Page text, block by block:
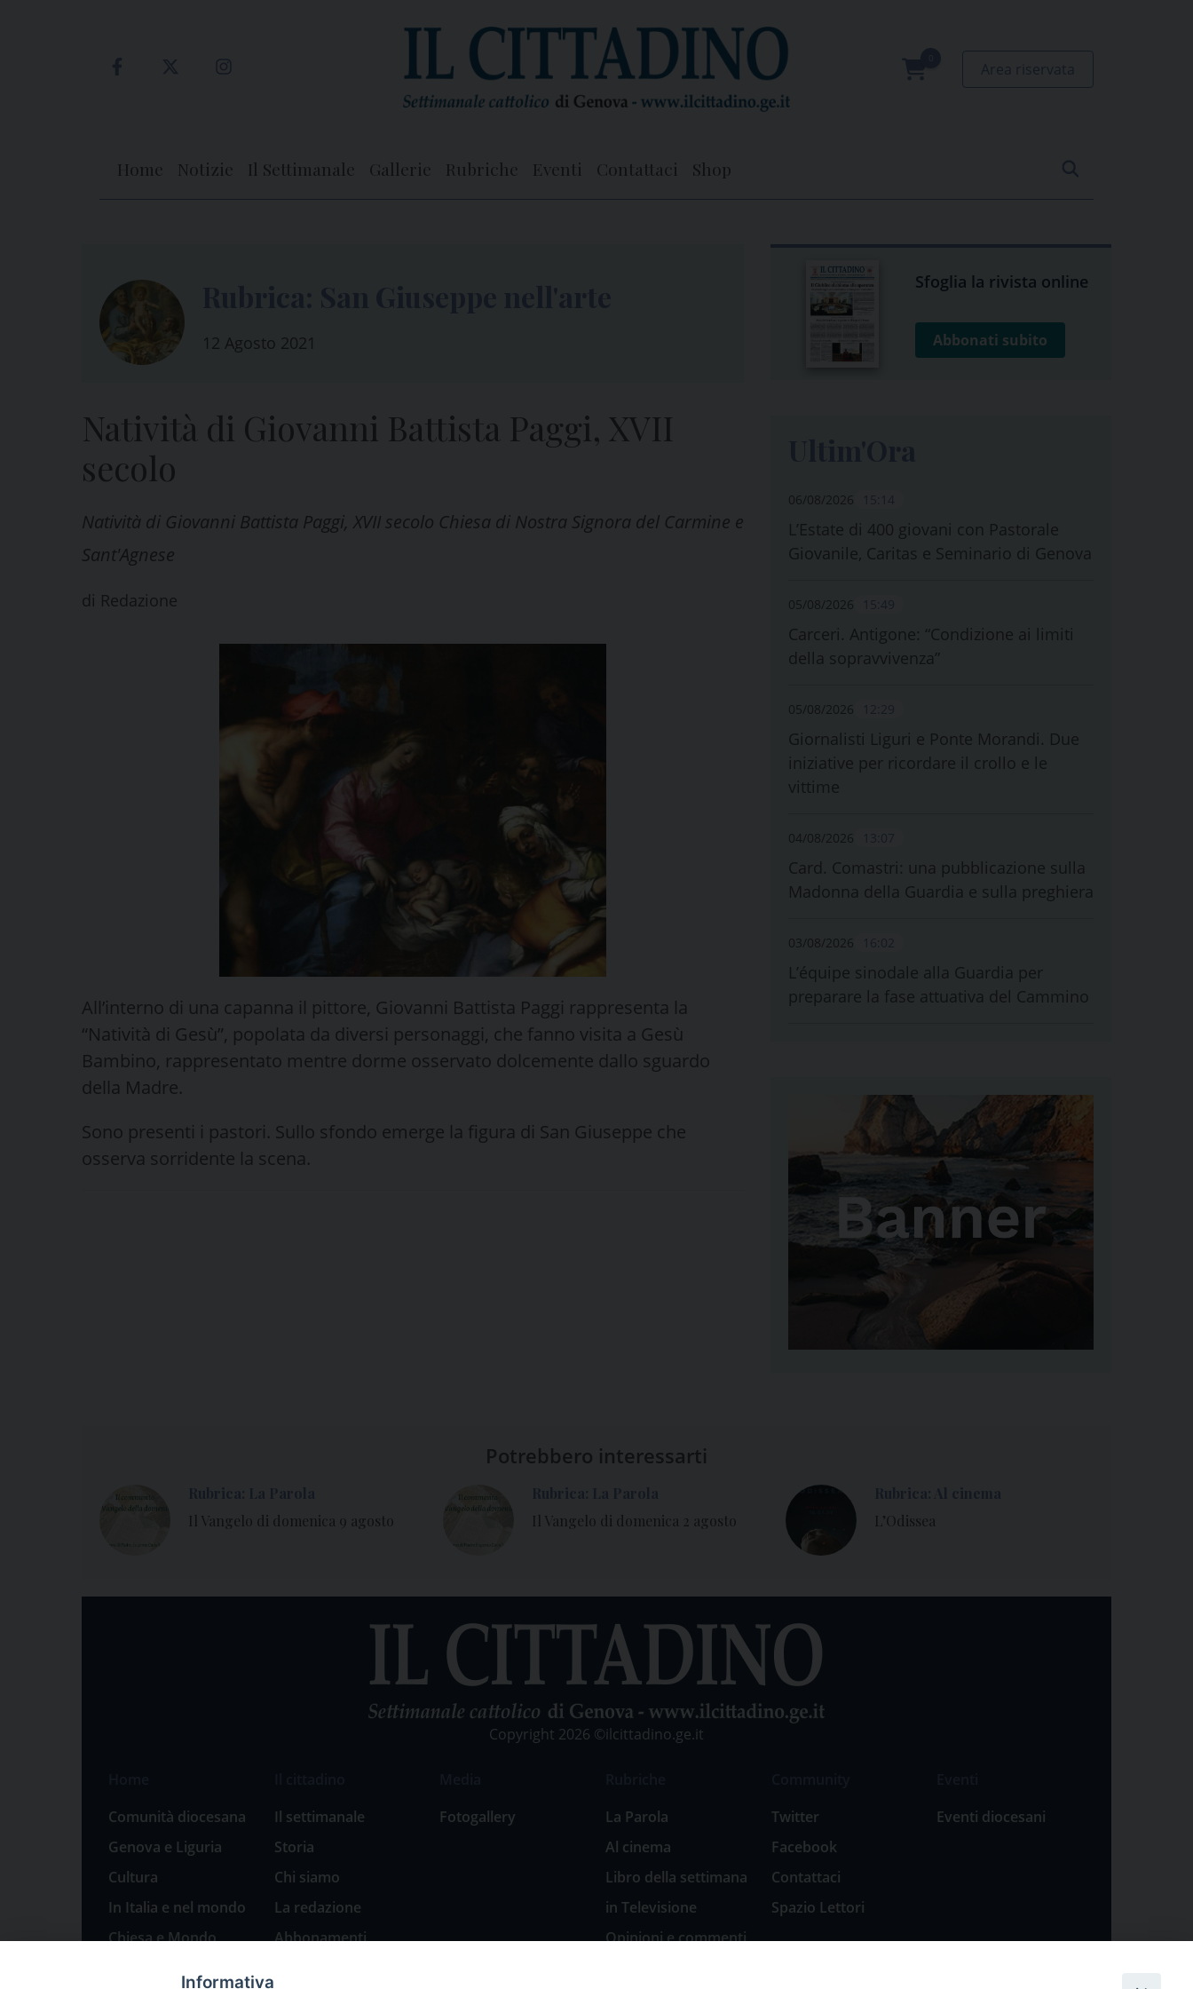
Home Notizie Il Settimanale Gallerie Rubriche Eventi Contattaci Shop
12 Agosto 2021
Natività di Giovanni Battista Paggi, XVII
secolo
Natività di Giovanni Battista Paggi, XVII secolo Chiesa di Nostra Signora del Carmine e
Sant'Agnese
di Redazione
All’interno di una capanna il pittore, Giovanni Battista Paggi rappresenta la
“Natività di Gesù”, popolata da diversi personaggi, che fanno visita a Gesù
Bambino, rappresentato mentre dorme osservato dolcemente dallo sguardo
della Madre.
Sono presenti i pastori. Sullo sfondo emerge la figura di San Giuseppe che
osserva sorridente la scena.
Sfoglia la rivista online
Abbonati subito
06/08/2026
L’Estate di 400 giovani con Pastorale
Giovanile, Caritas e Seminario di Genova
05/08/2026
Carceri. Antigone: “Condizione ai limiti
della sopravvivenza”
05/08/2026
Giornalisti Liguri e Ponte Morandi. Due
iniziative per ricordare il crollo e le
vittime
04/08/2026
Card. Comastri: una pubblicazione sulla
Madonna della Guardia e sulla preghiera
03/08/2026
L’équipe sinodale alla Guardia per
preparare la fase attuativa del Cammino
Potrebbero interessarti
Il Vangelo di domenica 9 agosto
Il Vangelo di domenica 2 agosto
L’Odissea
Copyright 2026 ©ilcittadino.ge.it
Comunità diocesana
Genova e Liguria
Cultura
In Italia e nel mondo
Chiesa e Mondo
Il settimanale
Storia
Chi siamo
La redazione
Abbonamenti
Fotogallery
La Parola
Al cinema
Libro della settimana
in Televisione
Opinioni e commenti
Twitter
Facebook
Contattaci
Spazio Lettori
Eventi diocesani
Informativa